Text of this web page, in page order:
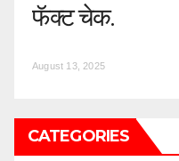
फॅक्ट चेक.
August 13, 2025
CATEGORIES